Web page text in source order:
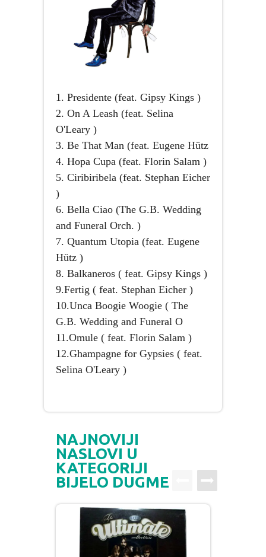
1. Presidente (feat. Gipsy Kings )
2. On A Leash (feat. Selina
O'Leary )
3. Be That Man (feat. Eugene Hütz
4. Hopa Cupa (feat. Florin Salam )
5. Ciribiribela (feat. Stephan Eicher
)
6. Bella Ciao (The G.B. Wedding
and Funeral Orch. )
7. Quantum Utopia (feat. Eugene
Hütz )
8. Balkaneros ( feat. Gipsy Kings )
9.Fertig ( feat. Stephan Eicher )
10.Unca Boogie Woogie ( The
G.B. Wedding and Funeral O
11.Omule ( feat. Florin Salam )
12.Ghampagne for Gypsies ( feat.
Selina O'Leary )
NAJNOVIJI
NASLOVI U
KATEGORIJI
BIJELO DUGME